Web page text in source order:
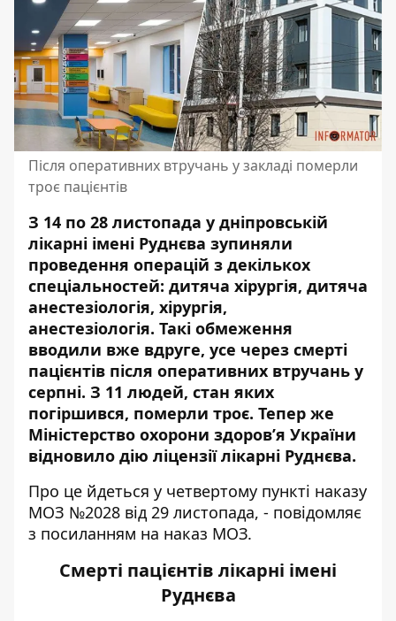
Після оперативних втручань у закладі померли
троє пацієнтів
З 14 по 28 листопада у дніпровській
лікарні імені Руднєва зупиняли
проведення операцій з декількох
спеціальностей: дитяча хірургія, дитяча
анестезіологія, хірургія,
анестезіологія. Такі обмеження
вводили вже вдруге, усе через смерті
пацієнтів після оперативних втручань у
серпні. З 11 людей, стан яких
погіршився, померли троє. Тепер же
Міністерство охорони здоров’я України
відновило дію ліцензії лікарні Руднєва.
Про це йдеться у четвертому пункті наказу
МОЗ №2028 від 29 листопада, - повідомляє
з посиланням на наказ МОЗ.
Смерті пацієнтів лікарні імені
Руднєва